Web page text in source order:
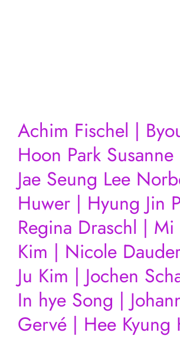
Achim Fischel |
Hoon Park
Jae Seung Lee
Huwer | Hyung Jin
Regina Draschl | Mi
Kim | Nicole
Ju Kim | Jochen
In hye Song |
Gervé | Hee Kyung